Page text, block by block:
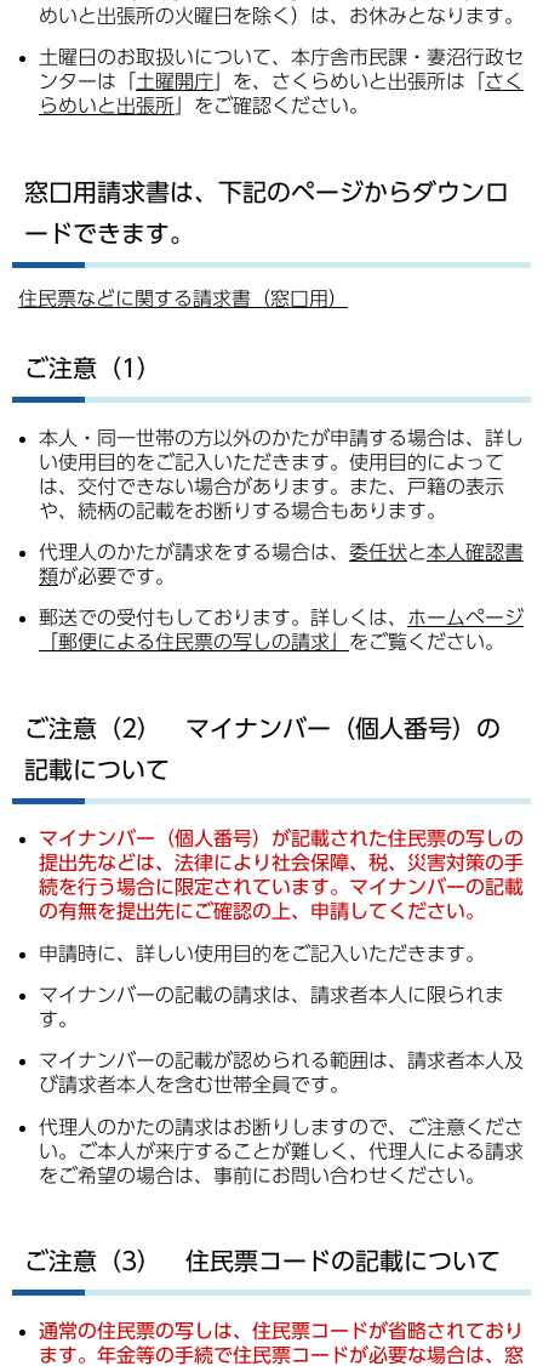
めいと出張所の火曜日を除く）は、お休みとなります。
土曜日のお取扱いについて、本庁舎市民課・妻沼行政セ
ンターは「 土曜開庁 」を、さくらめいと出張所は「 さく
らめいと出張所 」をご確認ください。
窓口用請求書は、下記のページからダウンロ
ードできます。
住民票などに関する請求書（窓口用）
ご注意（1）
本人・同一世帯の方以外のかたが申請する場合は、詳し
い使用目的をご記入いただきます。使用目的によって
は、交付できない場合があります。また、戸籍の表示
や、続柄の記載をお断りする場合もあります。
代理人のかたが請求をする場合は、 委任状と本人確認書
類が必要です。
郵送での受付もしております。詳しくは、 ホームページ
「郵便による住民票の写しの請求」 をご覧ください。
ご注意（2） マイナンバー（個人番号）の
記載について
マイナンバー（個人番号）が記載された住民票の写しの
提出先などは、法律により社会保障、税、災害対策の手
続を行う場合に限定されています。マイナンバーの記載
の有無を提出先にご確認の上、申請してください。
申請時に、詳しい使用目的をご記入いただきます。
マイナンバーの記載の請求は、請求者本人に限られま
す。
マイナンバーの記載が認められる範囲は、請求者本人及
び請求者本人を含む世帯全員です。
代理人のかたの請求はお断りしますので、ご注意くださ
い。ご本人が来庁することが難しく、代理人による請求
をご希望の場合は、事前にお問い合わせください。
ご注意（3） 住民票コードの記載について
通常の住民票の写しは、住民票コードが省略されており
ます。年金等の手続で住民票コードが必要な場合は、窓